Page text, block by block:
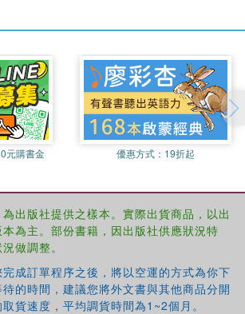
interest to students and practitioners
criminal justice, forensic science, the
responses to crime and understanding
元購書金 優惠方式： 19折起
出版社提供之樣本。實際出貨商品，以出
為主。部份書籍，因出版社供應狀況特
做調整。
成訂單程序之後，將以空運的方式為你下
的時間，建議您將外文書與其他商品分開
貨速度，平均調貨時間為1~2個月。